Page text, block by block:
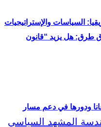
طرق: هل يزيد “قانون
السياسات والإستراتيجيات
غانا ودورها في دعم مسار